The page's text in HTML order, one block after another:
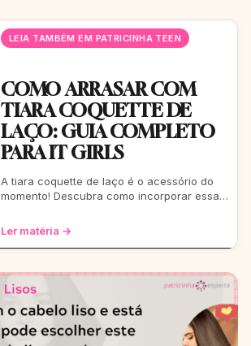
LEIA TAMBÉM EM PATRICINHA TEEN
COMO ARRASAR COM
TIARA COQUETTE DE
LAÇO: GUIA COMPLETO
PARA IT GIRLS
A tiara coquette de laço é o acessório do
momento! Descubra como incorporar essa
looks, do casual ao
Ler matéria →